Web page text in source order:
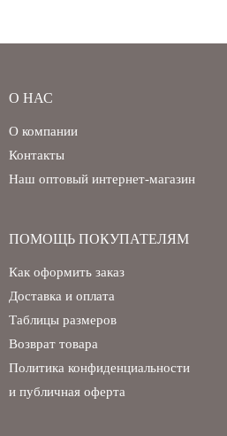
О НАС
О компании
Контакты
Наш оптовый интернет-магазин
ПОМОЩЬ ПОКУПАТЕЛЯМ
Как оформить заказ
Доставка и оплата
Таблицы размеров
Возврат товара
Политика конфиденциальности
и публичная оферта